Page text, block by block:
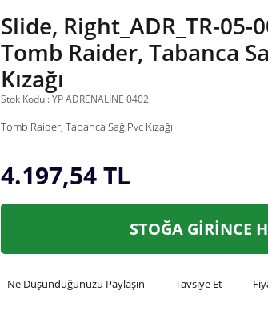
Slide, Right_ADR_TR-05-
Tomb Raider, Tabanca
Kızağı
Stok Kodu : YP ADRENALINE 0402
Tomb Raider, Tabanca Sağ Pvc Kızağı
4.197,54 TL
STOĞA GİRİNCE
Ne Düşündüğünüzü Paylaşın Tavsiye Et